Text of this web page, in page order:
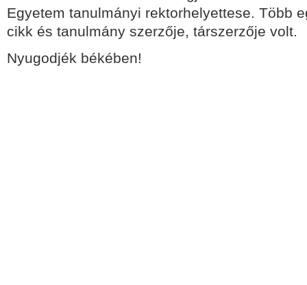
Egyetem tanulmányi rektorhelyettese. Több
cikk és tanulmány szerzője, társzerzője volt.
Nyugodjék békében!